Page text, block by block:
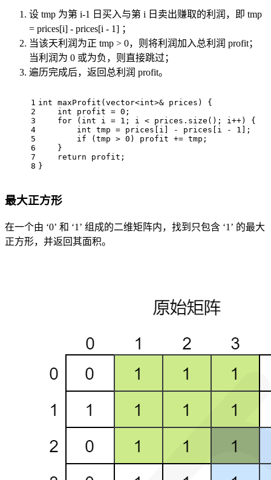
设 tmp 为第 i-1 日买入与第 i 日卖出赚取的利润，即 tmp
= prices[i] - prices[i - 1] ；
当该天利润为正 tmp > 0，则将利润加入总利润 profit；
当利润为 0 或为负，则直接跳过；
遍历完成后，返回总利润 profit。
1
2
3
4
5
6
7
8
int maxProfit (vector<int>& prices)
{
int profit = 0 ;
for ( int i = 1 ; i < prices. size (); i++) {
int tmp = prices[i] - prices[i - 1 ];
if (tmp > 0 ) profit += tmp;
    }
return profit;
}
最大正方形
在一个由 ‘0’ 和 ‘1’ 组成的二维矩阵内，找到只包含 ‘1’ 的最大
正方形，并返回其面积。